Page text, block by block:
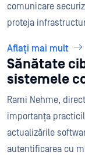
comunicare
proteja
Aflați mai mult
Sănătate
sistemele
Rami Nehme,
importanța
actualizările
autentificarea cu